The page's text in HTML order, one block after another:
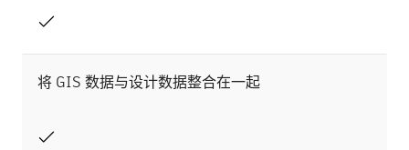
将 GIS 数据与设计数据整合在一起